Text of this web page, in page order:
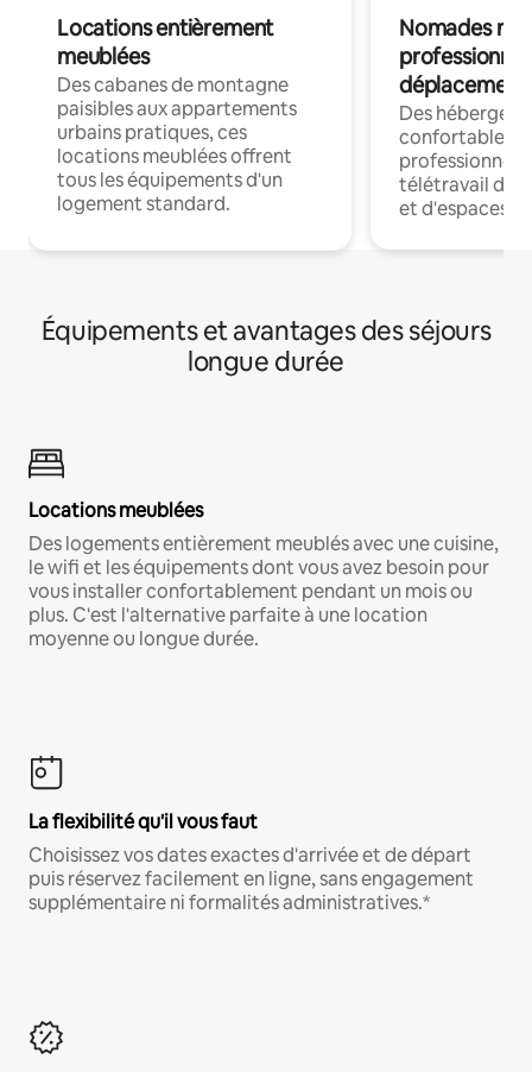
Locations entièrement
meublées
Des cabanes de montagne
paisibles aux appartements
urbains pratiques, ces
locations meublées offrent
tous les équipements d'un
logement standard.
Nomades
déplacement
Des
confortables
professionnels
télétravail
et d'espaces
Équipements et avantages des séjours
longue durée
Locations meublées
Des logements entièrement meublés avec une cuisine,
le wifi et les équipements dont vous avez besoin pour
vous installer confortablement pendant un mois ou
plus. C'est l'alternative parfaite à une location
moyenne ou longue durée.
La flexibilité qu'il vous faut
Choisissez vos dates exactes d'arrivée et de départ
puis réservez facilement en ligne, sans engagement
supplémentaire ni formalités administratives.*